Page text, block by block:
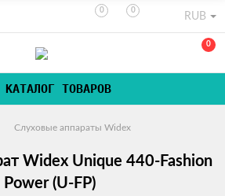
0 0
RUB
0
КАТАЛОГ ТОВАРОВ
Слуховые аппараты Widex
Widex Unique 440-Fashion
Power (U-FP)